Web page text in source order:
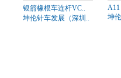
银箭橡根车连杆VC..
坤伦针车发展（深圳..
A11
坤